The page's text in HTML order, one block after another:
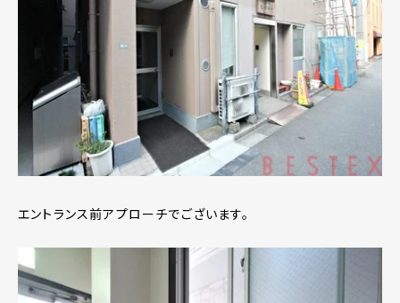
エントランス前アプローチでございます。